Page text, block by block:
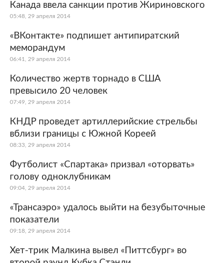
Канада ввела санкции против Жириновского
05:48, 29 апреля 2014
«ВКонтакте» подпишет антипиратский
меморандум
06:41, 29 апреля 2014
Количество жертв торнадо в США
превысило 20 человек
07:49, 29 апреля 2014
КНДР проведет артиллерийские стрельбы
вблизи границы с Южной Кореей
08:33, 29 апреля 2014
Футболист «Спартака» призвал «оторвать»
голову одноклубникам
09:04, 29 апреля 2014
«Трансаэро» удалось выйти на безубыточные
показатели
09:18, 29 апреля 2014
Хет-трик Малкина вывел «Питтсбург» во